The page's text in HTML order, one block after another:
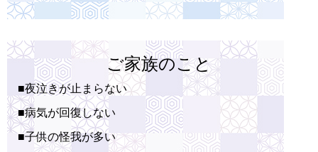
ご家族のこと
■夜泣きが止まらない
■病気が回復しない
■子供の怪我が多い